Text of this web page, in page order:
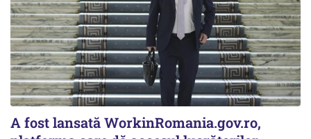
A fost lansată WorkinRomania.gov.ro,